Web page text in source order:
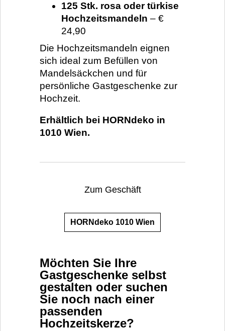
125 Stk. rosa oder türkise
Hochzeitsmandeln – €
24,90
Die Hochzeitsmandeln eignen
sich ideal zum Befüllen von
Mandelsäckchen und für
persönliche Gastgeschenke zur
Hochzeit.
Erhältlich bei HORNdeko in
1010 Wien.
Zum Geschäft
HORNdeko 1010 Wien
Möchten Sie Ihre
Gastgeschenke selbst
gestalten oder suchen
Sie noch nach einer
passenden
Hochzeitskerze?